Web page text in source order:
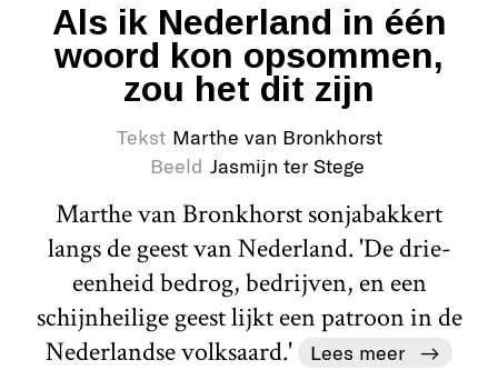
Als ik Nederland in één
woord kon opsommen,
zou het dit zijn
Tekst Marthe van Bronkhorst
Beeld Jasmijn ter Stege
Marthe van Bronkhorst sonjabakkert
langs de geest van Nederland. 'De drie-
eenheid bedrog, bedrijven, en een
schijnheilige geest lijkt een patroon in de
Nederlandse volksaard.'
Lees meer